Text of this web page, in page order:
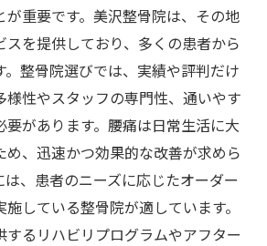
伝統技法の融合による治療
院で腰痛を克服美沢整骨院の患
かな対応
とりに合わせた個別対応の重要
と実績が生む安心感
を支える整骨院の役割
大切にした治療方針
が重要です。美沢整骨院は、その地
を提供しており、多くの患者から
。整骨院選びでは、実績や評判だけ
様性やスタッフの専門性、通いやす
要があります。腰痛は日常生活に大
め、迅速かつ効果的な改善が求めら
、患者のニーズに応じたオーダー
している整骨院が適しています。
するリハビリプログラムやアフター